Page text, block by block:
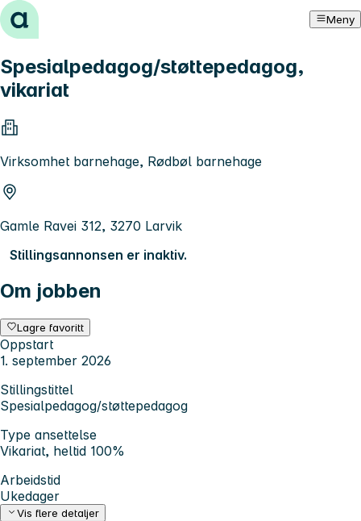
Hopp til innhold Meny
Spesialpedagog/støttepedagog,
vikariat
Virksomhet barnehage, Rødbøl barnehage
Gamle Ravei 312, 3270 Larvik
Stillingsannonsen er inaktiv.
Om jobben
Lagre favoritt
Oppstart
1. september 2026
Stillingstittel
Spesialpedagog/støttepedagog
Type ansettelse
Vikariat, heltid 100%
Arbeidstid
Ukedager
Vis flere detaljer